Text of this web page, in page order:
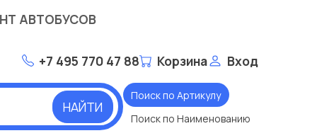
АВТОБУСОВ
+7 495 770 47 88 Корзина Вход
НАЙТИ
Поиск по Артикулу
Поиск по Наименованию